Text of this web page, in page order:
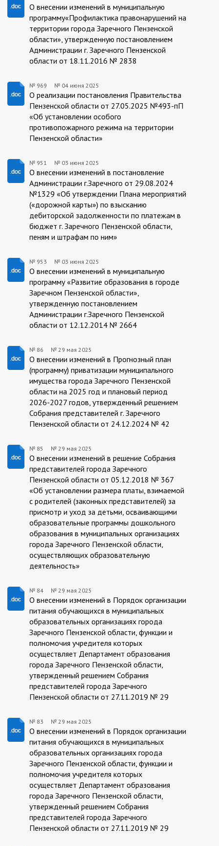
986/05.06.2025
О внесении изменений в муниципальную
программу«Профилактика правонарушений на
территории города Заречного Пензенской
области», утвержденную постановлением
Администрации г. Заречного Пензенской
области от 18.11.2016 № 2838
969/04.06.2025
№ 969 № 04 июня 2025
О реализации постановления Правительства
Пензенской области от 27.05.2025 №493-пП
«Об установлении особого
противопожарного режима на территории
Пензенской области»
951/03.06.2025
№ 951 № 03 июня 2025
О внесении изменений в постановление
Администрации г.Заречного от 29.08.2024
№1329 «Об утверждении Плана мероприятий
(«дорожной карты») по взысканию
дебиторской задолженности по платежам в
бюджет г. Заречного Пензенской области,
пеням и штрафам по ним»
953/03.06.2025
№ 953 № 03 июня 2025
О внесении изменений в муниципальную
программу «Развитие образования в городе
Заречном Пензенской области»,
утвержденную постановлением
Администрации г.Заречного Пензенской
области от 12.12.2014 № 2664
86/29.05.2025
№ 86 № 29 мая 2025
О внесении изменений в Прогнозный план
(программу) приватизации муниципального
имущества города Заречного Пензенской
области на 2025 год и плановый период
2026-2027 годов, утвержденный решением
Собрания представителей г. Заречного
Пензенской области от 24.12.2024 № 42
85/29.05.2025
№ 85 № 29 мая 2025
О внесении изменений в решение Собрания
представителей города Заречного
Пензенской области от 05.12.2018 № 367
«Об установлении размера платы, взимаемой
с родителей (законных представителей) за
присмотр и уход за детьми, осваивающими
образовательные программы дошкольного
образования в муниципальных организациях
города Заречного Пензенской области,
осуществляющих образовательную
деятельность»
84/29.05.2025
№ 84 № 29 мая 2025
О внесении изменений в Порядок организации
питания обучающихся в муниципальных
образовательных организациях города
Заречного Пензенской области, функции и
полномочия учредителя которых
осуществляет Департамент образования
города Заречного Пензенской области,
утвержденный решением Собрания
представителей города Заречного
Пензенской области от 27.11.2019 № 29
83/29.05.2025
№ 83 № 29 мая 2025
О внесении изменений в Порядок организации
питания обучающихся в муниципальных
образовательных организациях города
Заречного Пензенской области, функции и
полномочия учредителя которых
осуществляет Департамент образования
города Заречного Пензенской области,
утвержденный решением Собрания
представителей города Заречного
Пензенской области от 27.11.2019 № 29